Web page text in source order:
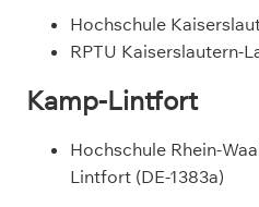
Hochschule
RPTU Kaiserslautern-
Kamp-Lintfort
Hochschule Rhein-
Lintfort (DE-1383a)